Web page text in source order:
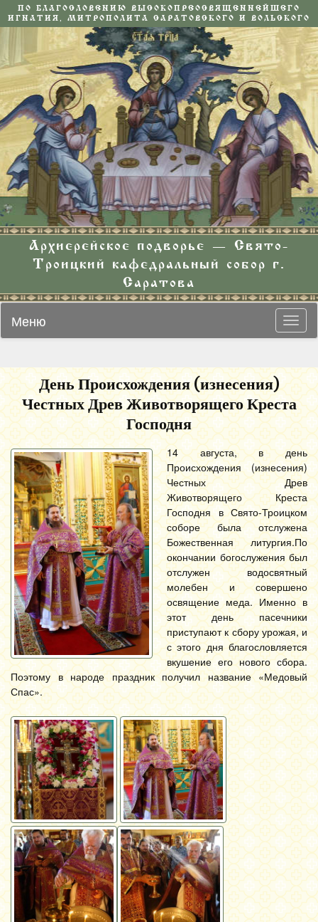
ПО БЛАГОСЛОВЕНИЮ ВЫСОКОПРЕОСВЯЩЕННЕЙШЕГО
ИГНАТИЯ, МИТРОПОЛИТА САРАТОВСКОГО И ВОЛЬСКОГО
Архиерейское подворье — Свято-
Троицкий кафедральный собор г.
Саратова
Меню
День Происхождения (изнесения)
Честных Древ Животворящего Креста
Господня
14 августа, в день
Происхождения (изнесения)
Честных Древ
Животворящего Креста
Господня в Свято-Троицком
соборе была отслужена
Божественная литургия.По
окончании богослужения был
отслужен водосвятный
молебен и совершено
освящение меда. Именно в
этот день пасечники
приступают к сбору урожая, и
с этого дня благословляется
вкушение его нового сбора.
Поэтому в народе праздник получил название «Медовый
Спас».